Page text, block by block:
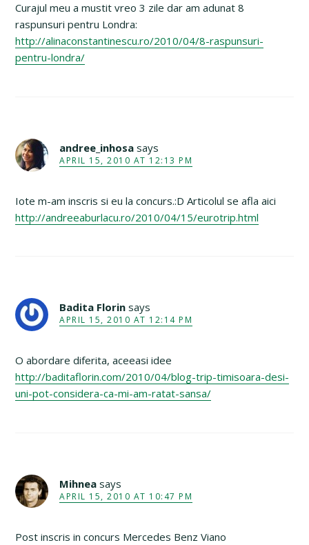
Curajul meu a mustit vreo 3 zile dar am adunat 8
raspunsuri pentru Londra:
http://alinaconstantinescu.ro/2010/04/8-raspunsuri-
pentru-londra/
andree_inhosa says
APRIL 15, 2010 AT 12:13 PM
Iote m-am inscris si eu la concurs.:D Articolul se afla aici
http://andreeaburlacu.ro/2010/04/15/eurotrip.html
Badita Florin says
APRIL 15, 2010 AT 12:14 PM
O abordare diferita, aceeasi idee
http://baditaflorin.com/2010/04/blog-trip-timisoara-desi-
uni-pot-considera-ca-mi-am-ratat-sansa/
Mihnea says
APRIL 15, 2010 AT 10:47 PM
Post inscris in concurs Mercedes Benz Viano